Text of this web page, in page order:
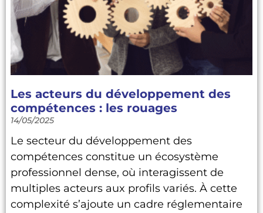
Les acteurs du développement des
compétences : les rouages
14/05/2025
Le secteur du développement des
compétences constitue un écosystème
professionnel dense, où interagissent de
multiples acteurs aux profils variés. À cette
complexité s’ajoute un cadre réglementaire